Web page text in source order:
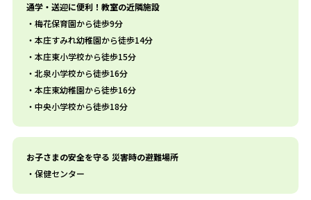
通学・送迎に便利！教室の近隣施設
梅花保育園から徒歩9分
本庄すみれ幼稚園から徒歩14分
本庄東小学校から徒歩15分
北泉小学校から徒歩16分
本庄東幼稚園から徒歩16分
中央小学校から徒歩18分
お子さまの安全を守る 災害時の避難場所
保健センター